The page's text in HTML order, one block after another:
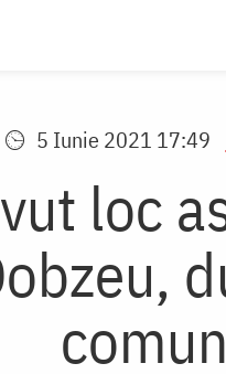
5 Iunie 2021 17:49
loc